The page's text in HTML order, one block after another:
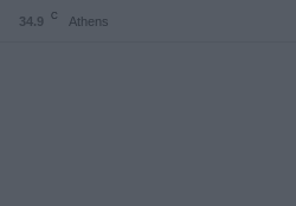
34.9 C Athens